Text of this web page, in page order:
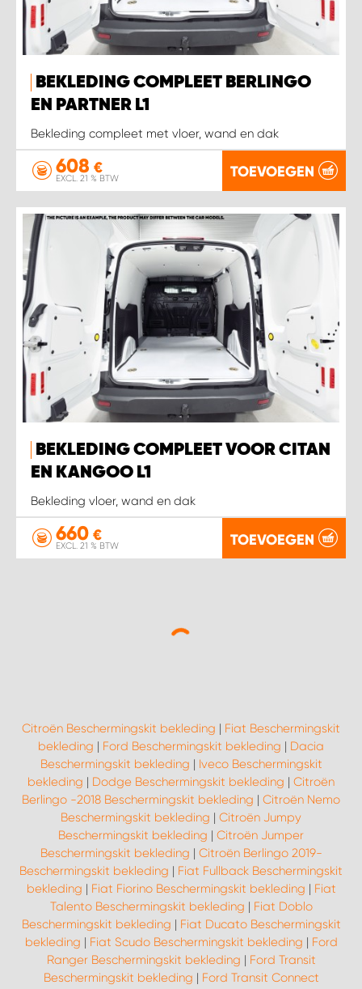
BEKLEDING COMPLEET BERLINGO
EN PARTNER L1
Bekleding compleet met vloer, wand en dak
608 €
EXCL. 21 % BTW TOEVOEGEN
BEKLEDING COMPLEET VOOR CITAN
EN KANGOO L1
Bekleding vloer, wand en dak
660 €
EXCL. 21 % BTW TOEVOEGEN
Citroën Beschermingskit bekleding | Fiat Beschermingskit
bekleding | Ford Beschermingskit bekleding | Dacia
Beschermingskit bekleding | Iveco Beschermingskit
bekleding | Dodge Beschermingskit bekleding | Citroën
Berlingo -2018 Beschermingskit bekleding | Citroën Nemo
Beschermingskit bekleding | Citroën Jumpy
Beschermingskit bekleding | Citroën Jumper
Beschermingskit bekleding | Citroën Berlingo 2019-
Beschermingskit bekleding | Fiat Fullback Beschermingskit
bekleding | Fiat Fiorino Beschermingskit bekleding | Fiat
Talento Beschermingskit bekleding | Fiat Doblo
Beschermingskit bekleding | Fiat Ducato Beschermingskit
bekleding | Fiat Scudo Beschermingskit bekleding | Ford
Ranger Beschermingskit bekleding | Ford Transit
Beschermingskit bekleding | Ford Transit Connect